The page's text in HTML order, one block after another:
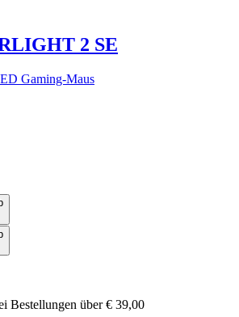
2 SE
Gaming-Maus
Bestellungen über € 39,00